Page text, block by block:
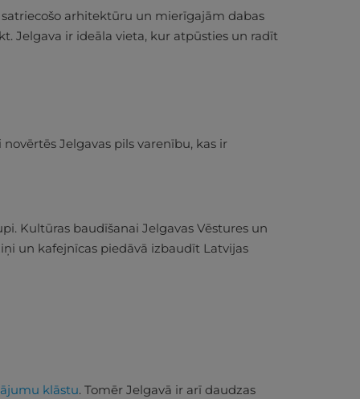
arhitektūru un mierīgajām dabas
Jelgava ir ideāla vieta, kur atpūsties un radīt
Jelgavas pils varenību, kas ir
Kultūras baudīšanai Jelgavas Vēstures un
un kafejnīcas piedāvā izbaudīt Latvijas
klāstu. Tomēr Jelgavā ir arī daudzas